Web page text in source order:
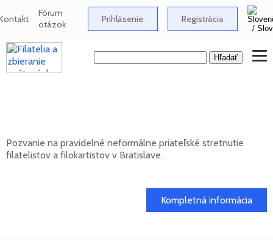
Fórum
otázok Prihlásenie Registrácia
Pozvanie na pravidelné neformálne priateľské stretnutie
filatelistov a filokartistov v Bratislave.
Kompletná informácia